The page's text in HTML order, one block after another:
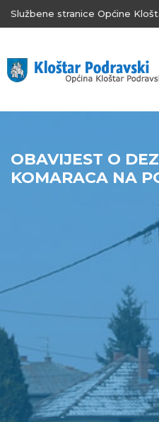
Službene stranice Općine
OBAVIJEST O
KOMARACA NA